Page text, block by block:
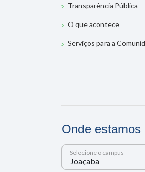
Transparência Pública
O que acontece
Serviços para a
Onde estamos
Selecione o campus